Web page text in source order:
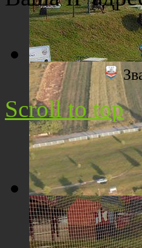
Плажа "Топољар" -
Плажа "Топољар" - Поглед
Scroll to top